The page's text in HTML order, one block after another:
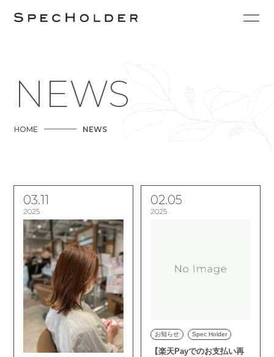
NEWS
HOME NEWS
03.11
2025
02.05
2025
お知らせ Spec Holder
【楽天Payでのお支払い再